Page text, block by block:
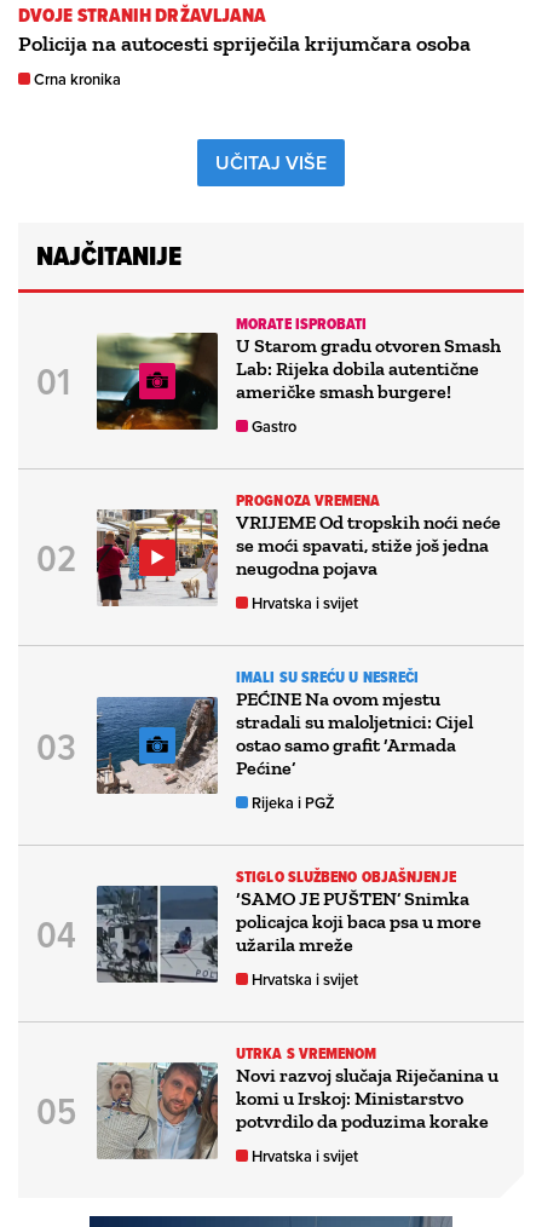
DVOJE STRANIH DRŽAVLJANA
Policija na autocesti spriječila krijumčara osoba
Crna kronika
UČITAJ VIŠE
NAJČITANIJE
MORATE ISPROBATI
U Starom gradu otvoren Smash
Lab: Rijeka dobila autentične
američke smash burgere!
Gastro
PROGNOZA VREMENA
VRIJEME Od tropskih noći neće
se moći spavati, stiže još jedna
neugodna pojava
Hrvatska i svijet
IMALI SU SREĆU U NESREČI
PEĆINE Na ovom mjestu
stradali su maloljetnici: Cijel
ostao samo grafit ‘Armada
Pećine’
Rijeka i PGŽ
STIGLO SLUŽBENO OBJAŠNJENJE
‘SAMO JE PUŠTEN’ Snimka
policajca koji baca psa u more
užarila mreže
Hrvatska i svijet
UTRKA S VREMENOM
Novi razvoj slučaja Riječanina u
komi u Irskoj: Ministarstvo
potvrdilo da poduzima korake
Hrvatska i svijet